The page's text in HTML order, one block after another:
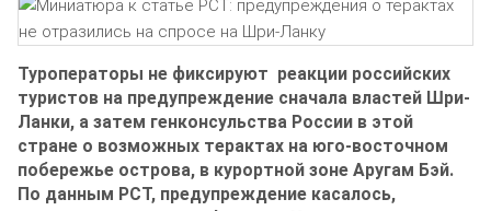
Туроператоры не фиксируют реакции российских
туристов на предупреждение сначала властей Шри-
Ланки, а затем генконсульства России в этой
стране о возможных терактах на юго-восточном
побережье острова, в курортной зоне Аругам Бэй.
По данным РСТ, предупреждение касалось,